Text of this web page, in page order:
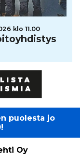
klo 11.00
puolesta jo
Oy